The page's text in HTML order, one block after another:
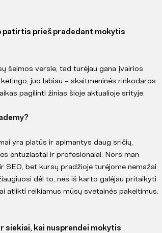
patirtis prieš pradedant mokytis
šeimos versle, tad turėjau gana įvairios
juo labiau – skaitmeninės rinkodaros
pagilinti žinias šioje aktualioje srityje.
yra platūs ir apimantys daug sričių,
entuziastai ir profesionalai. Nors man
SEO, bet kursų pradžioje turėjome nemažai
dėl to, nes iš karto galėjau pritaikyti
atlikti reikiamus mūsų svetainės pakeitimus.
siekiai, kai nusprendei mokytis